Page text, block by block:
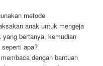
metode
anak untuk mengeja
bertanya, kemudian
apa?
dengan bantuan